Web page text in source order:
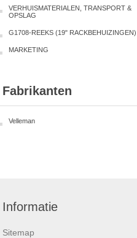
VERHUISMATERIALEN, TRANSPORT &
OPSLAG
G1708-REEKS (19" RACKBEHUIZINGEN)
MARKETING
Fabrikanten
Velleman
Informatie
Sitemap